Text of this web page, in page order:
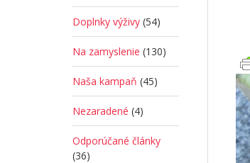
Doplnky výživy (54)
Na zamyslenie (130)
Naša kampaň (45)
Nezaradené (4)
Odporúčané články
(36)